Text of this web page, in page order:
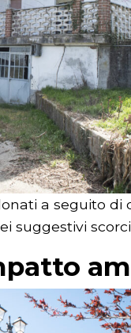
a seguito di
suggestivi